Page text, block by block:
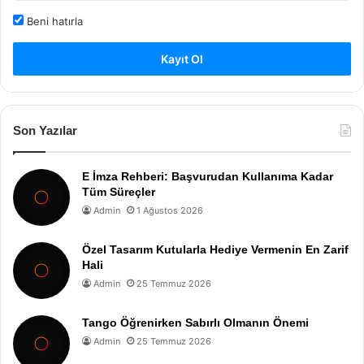
Beni hatırla
Kayıt Ol
Son Yazılar
E İmza Rehberi: Başvurudan Kullanıma Kadar
Tüm Süreçler
Admin 1 Ağustos 2026
Özel Tasarım Kutularla Hediye Vermenin En Zarif
Hali
Admin 25 Temmuz 2026
Tango Öğrenirken Sabırlı Olmanın Önemi
Admin 25 Temmuz 2026